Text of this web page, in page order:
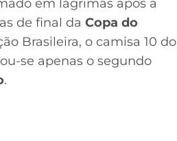
em lágrimas após a
de final da Copa do
Brasileira, o camisa 10 do
se apenas o segundo
.